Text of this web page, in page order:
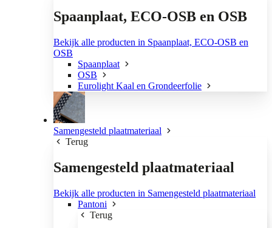
Spaanplaat, ECO-OSB en OSB
Bekijk alle producten in Spaanplaat, ECO-OSB en
OSB
Spaanplaat
OSB
Eurolight Kaal en Grondeerfolie
Samengesteld plaatmateriaal
Terug
Samengesteld plaatmateriaal
Bekijk alle producten in Samengesteld plaatmateriaal
Pantoni
Terug